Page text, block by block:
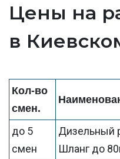
Цены на
в
Кол-во
смен.
до 5
смен
Дизельный
Шланг до